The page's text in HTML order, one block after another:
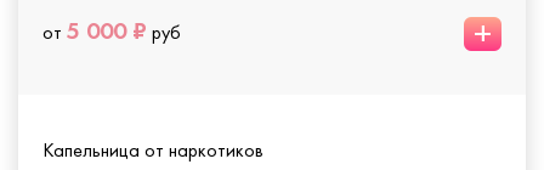
от 5 000 ₽ руб +
Капельница от наркотиков